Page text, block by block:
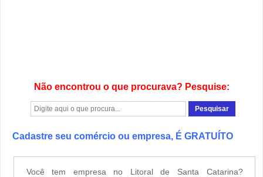
Não encontrou o que procurava? Pesquise:
Cadastre seu comércio ou empresa, É GRATUÍTO
Você tem empresa no Litoral de Santa Catarina?